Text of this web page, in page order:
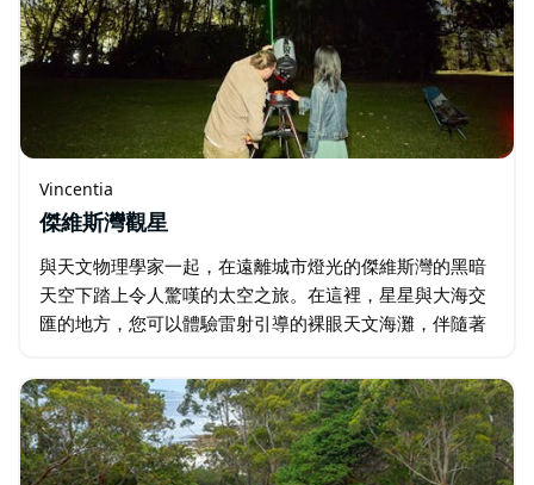
Vincentia
傑維斯灣觀星
與天文物理學家一起，在遠離城市燈光的傑維斯灣的黑暗
天空下踏上令人驚嘆的太空之旅。在這裡，星星與大海交
匯的地方，您可以體驗雷射引導的裸眼天文海灘，伴隨著
系…